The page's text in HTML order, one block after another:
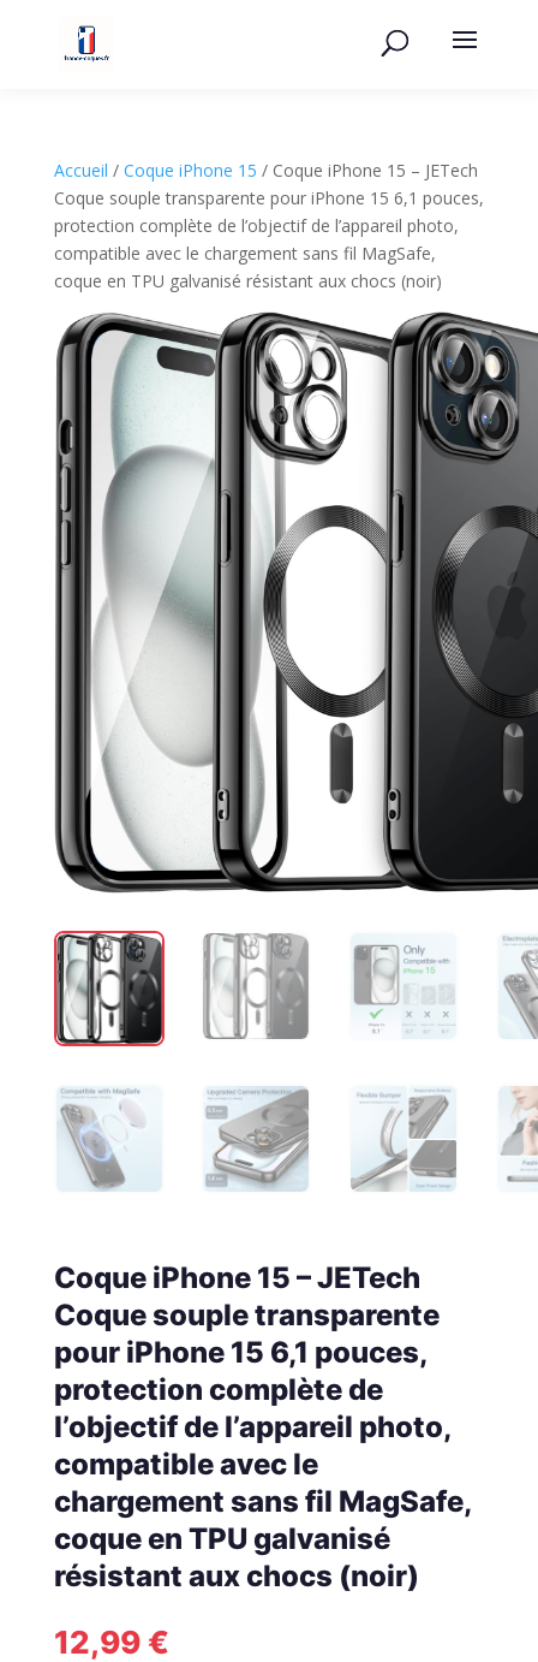
Accueil / Coque iPhone 15 / Coque iPhone 15 – JETech
Coque souple transparente pour iPhone 15 6,1 pouces,
protection complète de l’objectif de l’appareil photo,
compatible avec le chargement sans fil MagSafe,
coque en TPU galvanisé résistant aux chocs (noir)
Coque iPhone 15 – JETech
Coque souple transparente
pour iPhone 15 6,1 pouces,
protection complète de
l’objectif de l’appareil photo,
compatible avec le
chargement sans fil MagSafe,
coque en TPU galvanisé
résistant aux chocs (noir)
12,99 €